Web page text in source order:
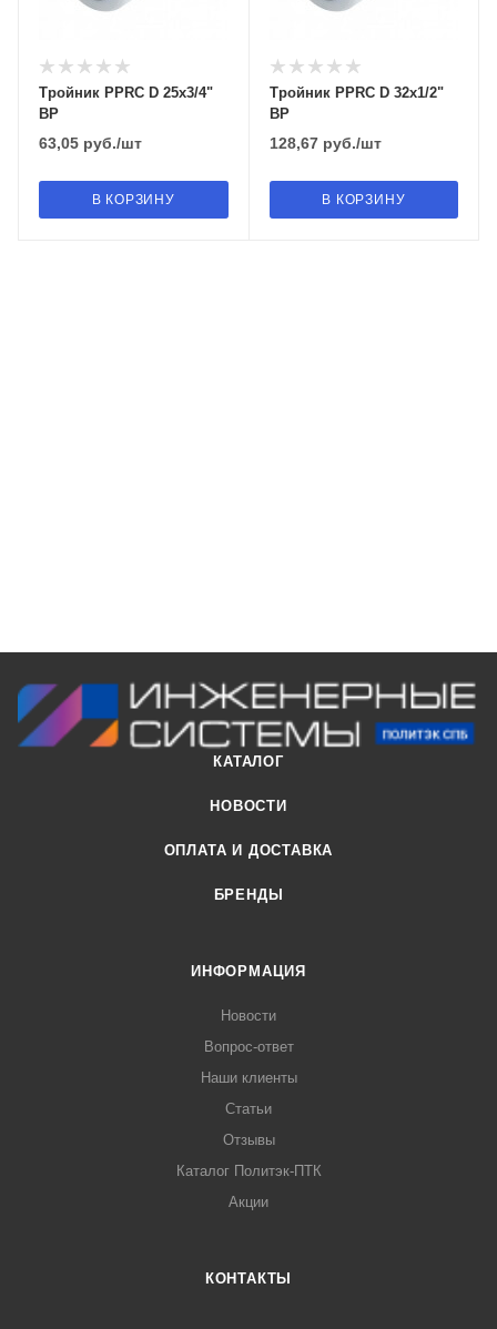
Тройник PPRC D 25х3/4"
ВР
63,05 руб./шт
В КОРЗИНУ
Тройник PPRC D 32х1/2"
ВР
128,67руб./шт
В КОРЗИНУ
КАТАЛОГ
НОВОСТИ
ОПЛАТА И ДОСТАВКА
БРЕНДЫ
ИНФОРМАЦИЯ
Новости
Вопрос-ответ
Наши клиенты
Статьи
Отзывы
Каталог Политэк-ПТК
Акции
КОНТАКТЫ